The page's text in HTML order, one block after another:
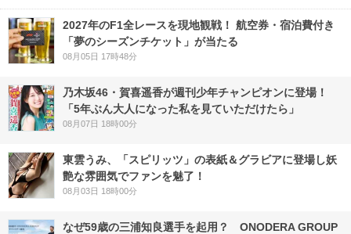
2027年のF1全レースを現地観戦！ 航空券・宿泊費付き
「夢のシーズンチケット」が当たる
08月05日 17時48分
乃木坂46・賀喜遥香が週刊少年チャンピオンに登場！
「5年ぶん大人になった私を見ていただけたら」
08月07日 18時00分
東雲うみ、「スピリッツ」の表紙＆グラビアに登場し妖
艶な雰囲気でファンを魅了！
08月03日 18時00分
なぜ59歳の三浦知良選手を起用？ ONODERA GROUP